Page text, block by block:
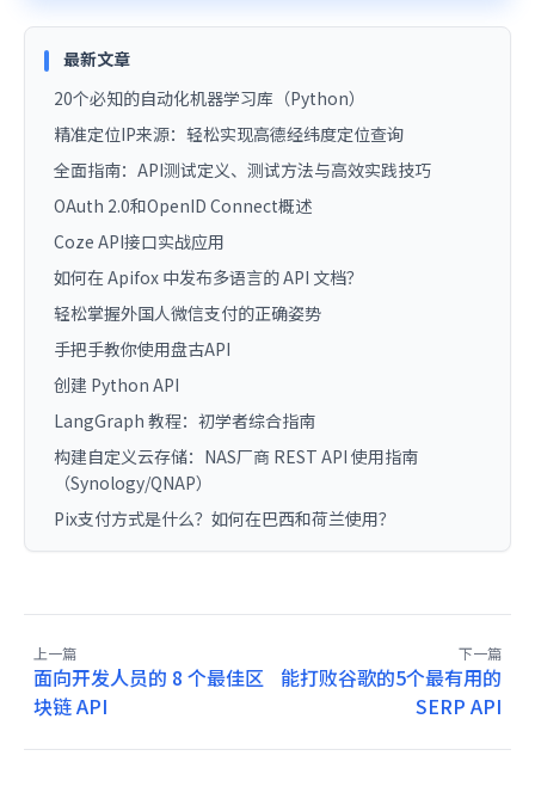
最新文章
20个必知的自动化机器学习库（Python）
精准定位IP来源：轻松实现高德经纬度定位查询
全面指南：API测试定义、测试方法与高效实践技巧
OAuth 2.0和OpenID Connect概述
Coze API接口实战应用
如何在 Apifox 中发布多语言的 API 文档？
轻松掌握外国人微信支付的正确姿势
手把手教你使用盘古API
创建 Python API
LangGraph 教程：初学者综合指南
构建自定义云存储：NAS厂商 REST API 使用指南
（Synology/QNAP）
Pix支付方式是什么？如何在巴西和荷兰使用？
上一篇
面向开发人员的 8 个最佳区
块链 API
下一篇
能打败谷歌的5个最有用的
SERP API